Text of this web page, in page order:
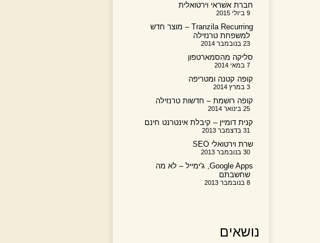
חברת אשראי וירטואלית
9 ביולי 2015
Tranzila Recurring – מוצר חדש
למשפחת טרנזילה
23 בנובמבר 2014
סליקה מהסמארטפון
7 במאי 2014
קופה קטנה ומטריפה
3 במרץ 2014
קופה רושמת – חדשות טרנזילה
25 בינואר 2014
קנית דומיין – קיבלת אינטרנט חינם
31 בדצמבר 2013
שרת וירטואלי SEO
30 בנובמבר 2013
Google Apps, ג'ימייל – לא מה
שחשבתם
8 בנובמבר 2013
נושאים